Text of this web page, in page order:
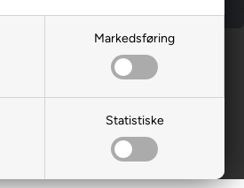
Markedsføring
Statistiske
t forhjul / bærearm,